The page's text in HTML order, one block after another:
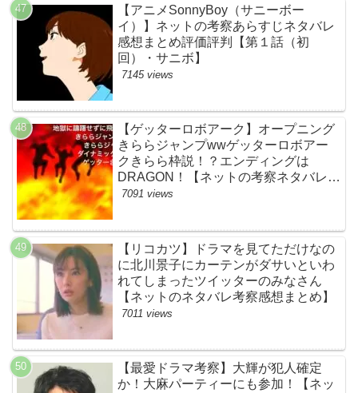
【アニメSonnyBoy（サニーボー
イ）】ネットの考察あらすじネタバレ
感想まとめ評価評判【第１話（初
回）・サニボ】
7145 views
【ゲッターロボアーク】オープニング
きららジャンプwwゲッターロボアー
クきらら枠説！？エンディングは
DRAGON！【ネットの考察ネタバレ感
想まとめ・第１話】
7091 views
【リコカツ】ドラマを見てただけなの
に北川景子にカーテンがダサいといわ
れてしまったツイッターのみなさん
【ネットのネタバレ考察感想まとめ】
7011 views
【最愛ドラマ考察】大輝が犯人確定
か！大麻パーティーにも参加！【ネッ